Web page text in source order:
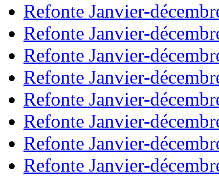
Refonte Janvier-
Refonte Janvier-
Refonte Janvier-
Refonte Janvier-
Refonte Janvier-
Refonte Janvier-
Refonte Janvier-
Refonte Janvier-